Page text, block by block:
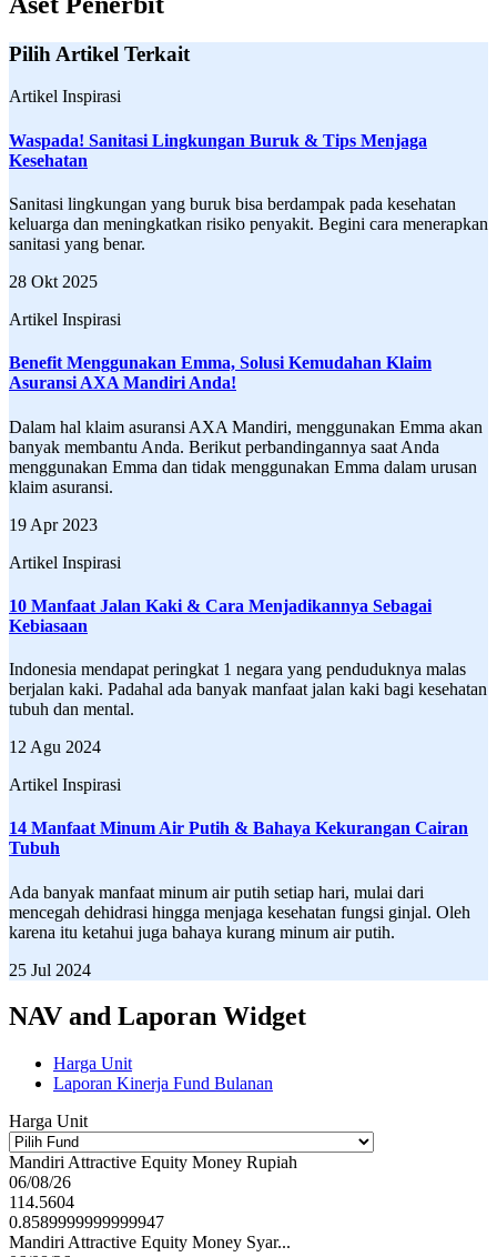
Pilih Artikel Terkait
Artikel Inspirasi
Waspada! Sanitasi Lingkungan Buruk & Tips Menjaga
Kesehatan
Sanitasi lingkungan yang buruk bisa berdampak pada kesehatan
keluarga dan meningkatkan risiko penyakit. Begini cara menerapkan
sanitasi yang benar.
28 Okt 2025
Artikel Inspirasi
Benefit Menggunakan Emma, Solusi Kemudahan Klaim
Asuransi AXA Mandiri Anda!
Dalam hal klaim asuransi AXA Mandiri, menggunakan Emma akan
banyak membantu Anda. Berikut perbandingannya saat Anda
menggunakan Emma dan tidak menggunakan Emma dalam urusan
klaim asuransi.
19 Apr 2023
Artikel Inspirasi
10 Manfaat Jalan Kaki & Cara Menjadikannya Sebagai
Kebiasaan
Indonesia mendapat peringkat 1 negara yang penduduknya malas
berjalan kaki. Padahal ada banyak manfaat jalan kaki bagi kesehatan
tubuh dan mental.
12 Agu 2024
Artikel Inspirasi
14 Manfaat Minum Air Putih & Bahaya Kekurangan Cairan
Tubuh
Ada banyak manfaat minum air putih setiap hari, mulai dari
mencegah dehidrasi hingga menjaga kesehatan fungsi ginjal. Oleh
karena itu ketahui juga bahaya kurang minum air putih.
25 Jul 2024
NAV and Laporan Widget
Harga Unit
Laporan Kinerja Fund Bulanan
Harga Unit
Mandiri Attractive Equity Money Rupiah
06/08/26
114.5604
0.8589999999999947
Mandiri Attractive Equity Money Syar...